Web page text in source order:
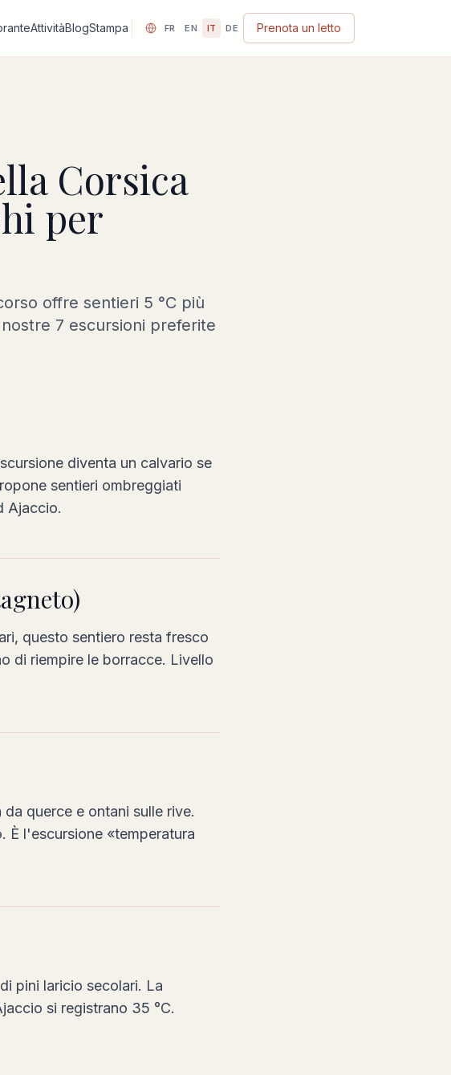
AttivitàBlogStampa FR EN IT DE Prenota un letto
Corsica
per
offre sentieri 5 °C più
7 escursioni preferite
diventa un calvario se
sentieri ombreggiati
Ajaccio.
questo sentiero resta fresco
di riempire le borracce. Livello
querce e ontani sulle rive.
È l'escursione «temperatura
pini laricio secolari. La
si registrano 35 °C.